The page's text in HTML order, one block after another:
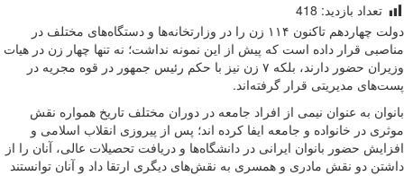
تعداد بازدید: 418
دولت چهاردهم تاکنون ۱۱۴ زن را در وزارتخانه‌ها و دستگاه‌های مختلف در
مناصبی قرار داده است که پیش از این نمونه نداشت؛ نه تنها چهار زن در هیات
وزیران حضور دارند، بلکه ۷ زن نیز با حکم رئیس جمهور در قوه مجریه در
پست‌های مدیریتی قرار گرفته‌اند.
بانوان به عنوان نیمی از افراد جامعه در دوران مختلف تاریخ همواره نقش
موثری در خانواده و جامعه ایفا کرده اند؛ پس از پیروزی انقلاب اسلامی و
افزایش حضور بانوان ایرانی در دانشگاه‌ها و دریافت تحصیلات عالی، آنان را از
داشتن دو نقش مادری و همسری به نقش‌های دیگری ارتقا داد و آنان توانستند